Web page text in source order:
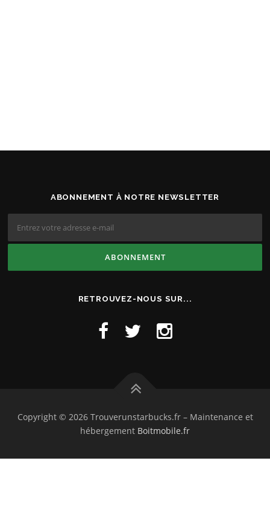
ABONNEMENT À NOTRE NEWSLETTER
RETROUVEZ-NOUS SUR...
Copyright © 2026 Trouverunstarbucks.fr – Maintenance et
hébergement Boitmobile.fr